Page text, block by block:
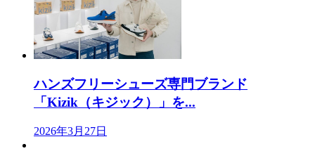
ハンズフリーシューズ専門ブランド
「Kizik（キジック）」を...
2026年3月27日